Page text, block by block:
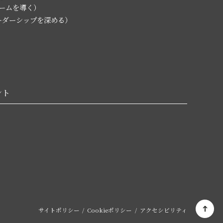
を導く）
ーシップを深める）
サイトポリシー Cookieポリシー アクセシビリティ